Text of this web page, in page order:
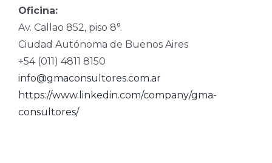
Oficina:
Av. Callao 852, piso 8°.
Ciudad Autónoma de Buenos Aires
+54 (011) 4811 8150
info@gmaconsultores.com.ar
https://www.linkedin.com/company/gma-
consultores/